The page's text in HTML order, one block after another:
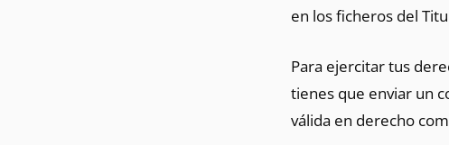
en los ficheros del
Para ejercitar tus
tienes que enviar un
válida en derecho